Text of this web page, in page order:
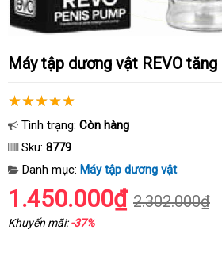
Máy tập dương vật REVO
Tình trạng: Còn hàng
Sku: 8779
Danh mục: Máy tập dương vật
1.450.000₫ 2.302.000₫
Khuyến mãi:-37%